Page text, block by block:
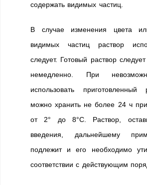
содержать видимых частиц.
В случае изменения цвета
видимых частиц раствор
следует. Готовый раствор
немедленно. При
использовать приготовленный
можно хранить не более 24 ч
от 2° до 8°С. Раствор,
введения, дальнейшему
подлежит и его необходимо
соответствии с действующим